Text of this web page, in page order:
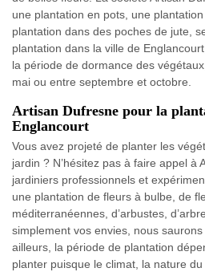
une plantation en pots, une
plantation dans des poches de jute,
plantation dans la ville de
la période de dormance des
mai ou entre septembre et octobre.
Artisan Dufresne pour la
Englancourt
Vous avez projeté de planter les
jardin ? N’hésitez pas à faire appel à
jardiniers professionnels et
une plantation de fleurs à bulbe, de
méditerranéennes, d’arbustes,
simplement vos envies, nous
ailleurs, la période de plantation
planter puisque le climat, la nature